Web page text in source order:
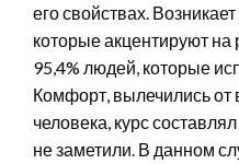
его свойствах.
которые акцентируют на
95,4% людей, которые
Комфорт, вылечились
человека, курс
не заметили. В данном